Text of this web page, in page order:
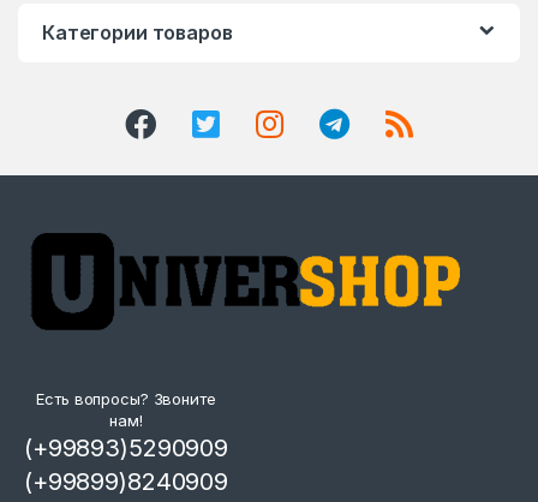
Категории товаров
Есть вопросы? Звоните
нам!
(+99893)5290909
(+99899)8240909